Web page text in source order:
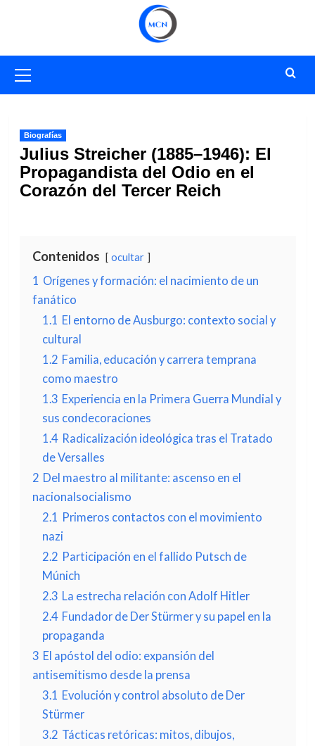
primario
Biografías
Julius Streicher (1885–1946): El
Propagandista del Odio en el
Corazón del Tercer Reich
Contenidos ocultar
1 Orígenes y formación: el nacimiento de un
fanático
1.1 El entorno de Ausburgo: contexto social y
cultural
1.2 Familia, educación y carrera temprana
como maestro
1.3 Experiencia en la Primera Guerra Mundial y
sus condecoraciones
1.4 Radicalización ideológica tras el Tratado
de Versalles
2 Del maestro al militante: ascenso en el
nacionalsocialismo
2.1 Primeros contactos con el movimiento
nazi
2.2 Participación en el fallido Putsch de
Múnich
2.3 La estrecha relación con Adolf Hitler
2.4 Fundador de Der Stürmer y su papel en la
propaganda
3 El apóstol del odio: expansión del
antisemitismo desde la prensa
3.1 Evolución y control absoluto de Der
Stürmer
3.2 Tácticas retóricas: mitos, dibujos,